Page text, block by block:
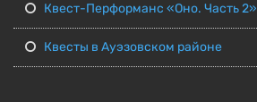
Квест-Перформанс «Оно. Часть 2»
Квесты в Ауэзовском районе